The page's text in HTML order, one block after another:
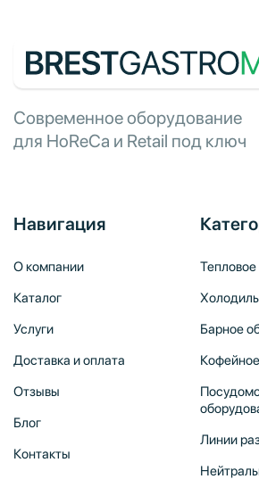
Современное оборудование
для HoReCa и Retail под ключ
Навигация
О компании
Каталог
Услуги
Доставка и оплата
Отзывы
Блог
Контакты
Барное
Линии